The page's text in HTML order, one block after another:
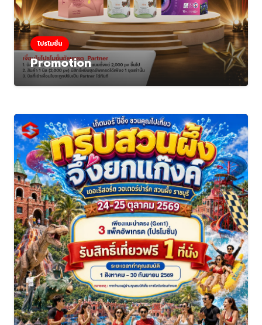
โปรโมชั่น
Promotion